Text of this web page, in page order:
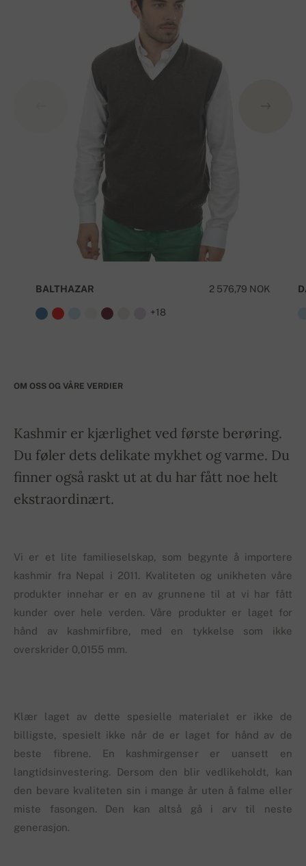
2 576,79 NOK
BALTHAZAR
+18
OM OSS OG VÅRE VERDIER
Kashmir er kjærlighet ved første berøring.
Du føler dets delikate mykhet og varme. Du
finner også raskt ut at du har fått noe helt
ekstraordinært.
Vi er et lite familieselskap, som begynte å importere
kashmir fra Nepal i 2011. Kvaliteten og unikheten våre
produkter innehar er en av grunnene til at vi har fått
kunder over hele verden. Våre produkter er laget for
hånd av kashmirfibre, med en tykkelse som ikke
overskrider 0,0155 mm.
Klær laget av dette spesielle materialet er ikke de
billigste, spesielt ikke når de er laget for hånd av de
beste fibrene. En kashmirgenser er uansett en
langtidsinvestering. Dersom den blir vedlikeholdt, kan
den bevare kvaliteten sin i mange år uten å falme eller
miste fasongen. Den kan altså gå i arv til neste
generasjon.